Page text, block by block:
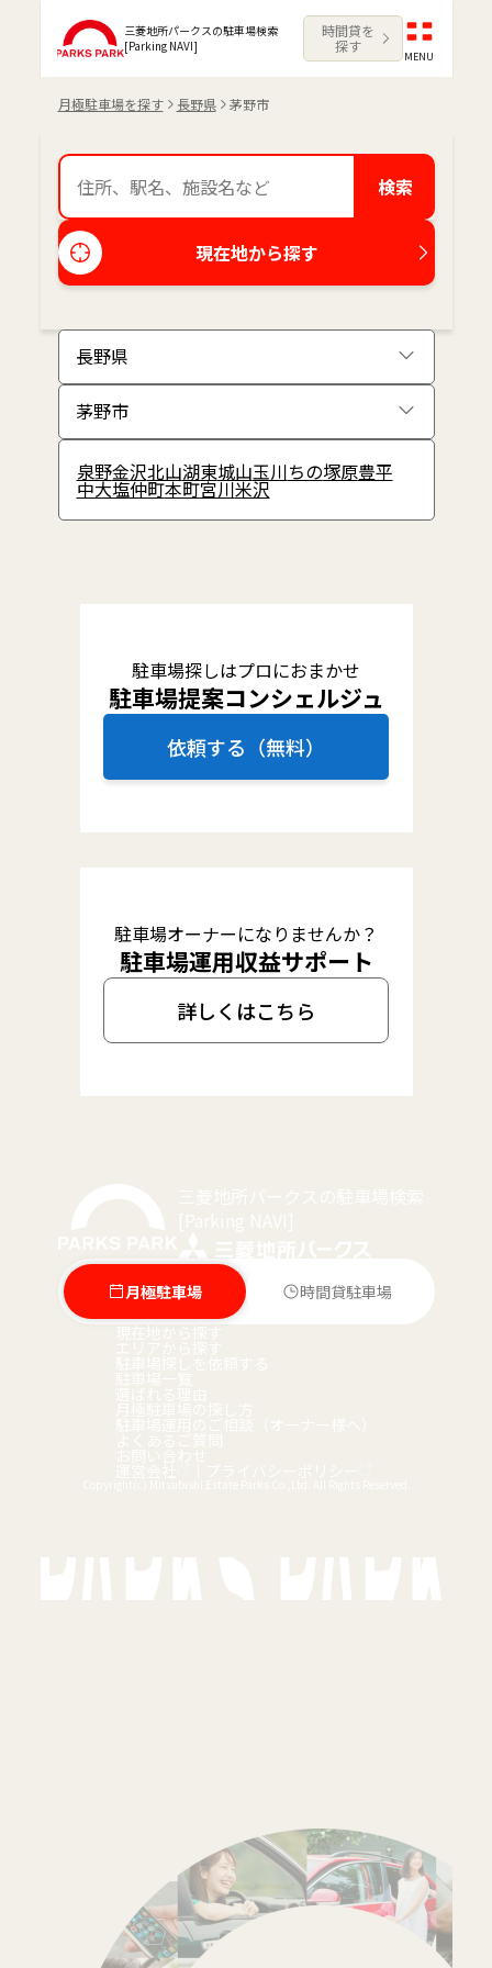
三菱地所パークスの駐車場検索
[Parking NAVI]
時間貸を
探す
MENU
月極駐車場を探す 長野県 茅野市
検索
現在地から探す
泉野金沢北山湖東城山玉川ちの塚原豊平
中大塩仲町本町宮川米沢
駐車場探しはプロにおまかせ
駐車場提案コンシェルジュ
依頼する（無料）
駐車場オーナーになりませんか？
駐車場運用収益サポート
詳しくはこちら
月極駐車場
時間貸駐車場
現在地から探す